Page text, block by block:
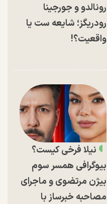
رونالدو و جورجینا
رودریگز؛ شایعه ست یا
واقعیت؟!
نیلا فرخی کیست؟
بیوگرافی همسر سوم
بیژن مرتضوی و ماجرای
مصاحبه خبرساز با